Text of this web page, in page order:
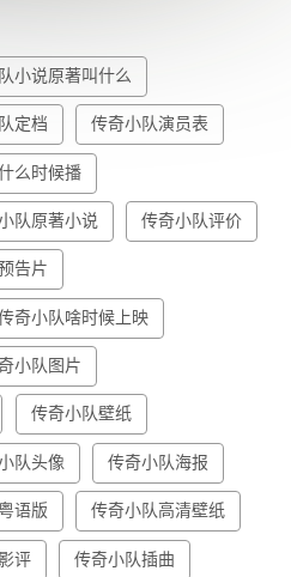
小说原著叫什么
定档 传奇小队演员表
么时候播
队原著小说 传奇小队评价
告片
奇小队啥时候上映
小队图片
传奇小队壁纸
队头像 传奇小队海报
语版 传奇小队高清壁纸
评 传奇小队插曲